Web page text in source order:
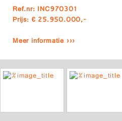
Ref.nr: INC970301
Prijs: € 25.950.000,-
Meer informatie ›››